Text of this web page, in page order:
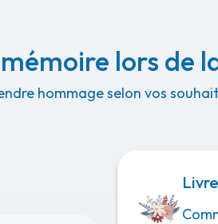
lors de
hommage selon vos